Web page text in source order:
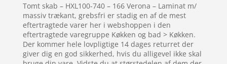
Tomt skab – HXL100-740 – 166 Verona – Laminat m/
massiv trækant, grebsfri er stadig en af de mest
eftertragtede varer her i webshoppen i den
eftertragtede varegruppe Køkken og bad > Køkken.
Der kommer hele lovpligtige 14 dages returret der
giver dig en god sikkerhed, hvis du alligevel ikke skal